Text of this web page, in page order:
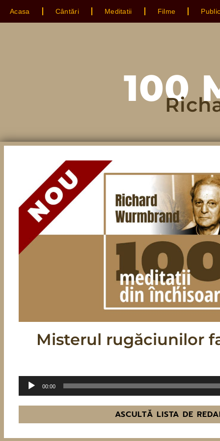
Acasa Cântări Meditatii Filme
100
Misterul rugăciunilor
Audio
00:00
ASCULTĂ LISTA DE